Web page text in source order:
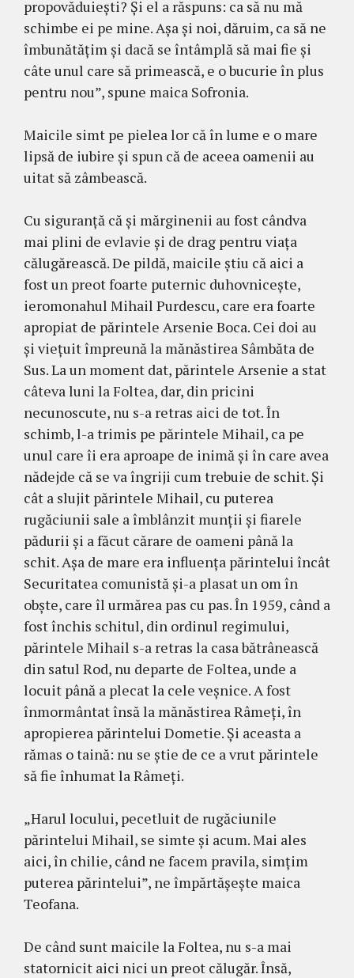
propovăduieşti? Şi el a răspuns: ca să nu mă
schimbe ei pe mine. Aşa şi noi, dăruim, ca să ne
îmbunătăţim şi dacă se întâmplă să mai fie şi
câte unul care să primească, e o bucurie în plus
pentru nou”, spune maica Sofronia.
Maicile simt pe pielea lor că în lume e o mare
lipsă de iubire şi spun că de aceea oamenii au
uitat să zâmbească.
Cu siguranţă că şi mărginenii au fost cândva
mai plini de evlavie şi de drag pentru viaţa
călugărească. De pildă, maicile ştiu că aici a
fost un preot foarte puternic duhovniceşte,
ieromonahul Mihail Purdescu, care era foarte
apropiat de părintele Arsenie Boca. Cei doi au
şi vieţuit împreună la mănăstirea Sâmbăta de
Sus. La un moment dat, părintele Arsenie a stat
câteva luni la Foltea, dar, din pricini
necunoscute, nu s-a retras aici de tot. În
schimb, l-a trimis pe părintele Mihail, ca pe
unul care îi era aproape de inimă şi în care avea
nădejde că se va îngriji cum trebuie de schit. Şi
cât a slujit părintele Mihail, cu puterea
rugăciunii sale a îmblânzit munţii şi fiarele
pădurii şi a făcut cărare de oameni până la
schit. Aşa de mare era influenţa părintelui încât
Securitatea comunistă şi-a plasat un om în
obşte, care îl urmărea pas cu pas. În 1959, când a
fost închis schitul, din ordinul regimului,
părintele Mihail s-a retras la casa bătrânească
din satul Rod, nu departe de Foltea, unde a
locuit până a plecat la cele veşnice. A fost
înmormântat însă la mănăstirea Râmeţi, în
apropierea părintelui Dometie. Şi aceasta a
rămas o taină: nu se ştie de ce a vrut părintele
să fie înhumat la Râmeţi.
„Harul locului, pecetluit de rugăciunile
părintelui Mihail, se simte şi acum. Mai ales
aici, în chilie, când ne facem pravila, simţim
puterea părintelui”, ne împărtăşeşte maica
Teofana.
De când sunt maicile la Foltea, nu s-a mai
statornicit aici nici un preot călugăr. Însă,